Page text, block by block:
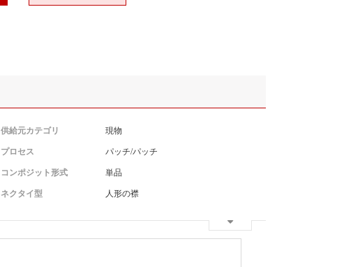
供給元カテゴリ 現物
プロセス パッチ/パッチ
コンポジット形式 単品
ネクタイ型 人形の襟